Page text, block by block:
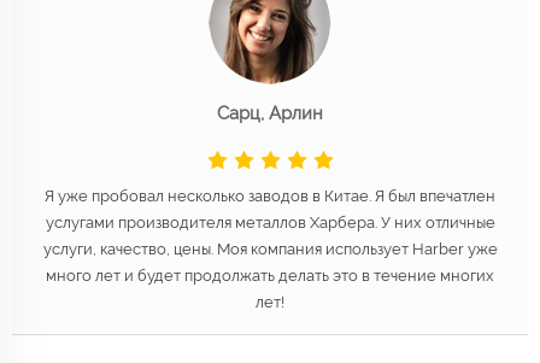
Сарц, Арлин
Я уже пробовал несколько заводов в Китае. Я был впечатлен
услугами производителя металлов Харбера. У них отличные
услуги, качество, цены. Моя компания использует Harber уже
много лет и будет продолжать делать это в течение многих
лет!